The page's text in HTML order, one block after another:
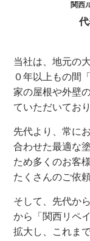
関西
当社は、地元の
０年以上もの間
家の屋根や外壁
ていただいており
先代より、常に
合わせた最適な
ため多くのお客
たくさんのご依
そして、先代か
から「関西リペ
拡大し、これま